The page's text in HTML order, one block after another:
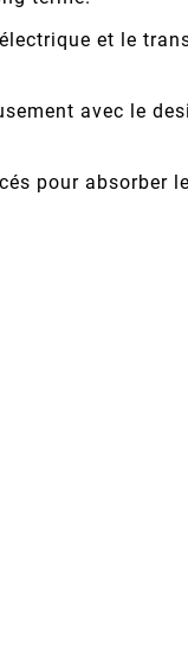
et le
avec le
pour absorber